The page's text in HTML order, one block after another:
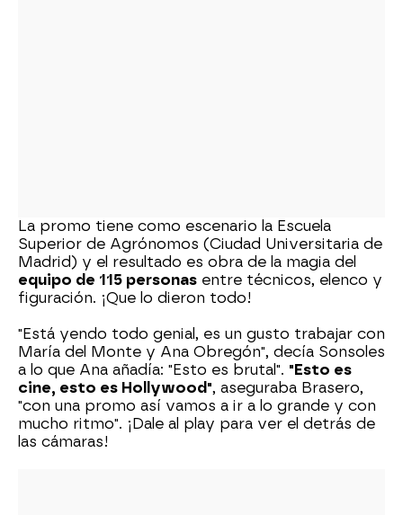
La promo tiene como escenario la Escuela
Superior de Agrónomos (Ciudad Universitaria de
Madrid) y el resultado es obra de la magia del
equipo de 115 personas entre técnicos, elenco y
figuración. ¡Que lo dieron todo!
"Está yendo todo genial, es un gusto trabajar con
María del Monte y Ana Obregón", decía Sonsoles
a lo que Ana añadía: "Esto es brutal". "Esto es
cine, esto es Hollywood", aseguraba Brasero,
"con una promo así vamos a ir a lo grande y con
mucho ritmo". ¡Dale al play para ver el detrás de
las cámaras!